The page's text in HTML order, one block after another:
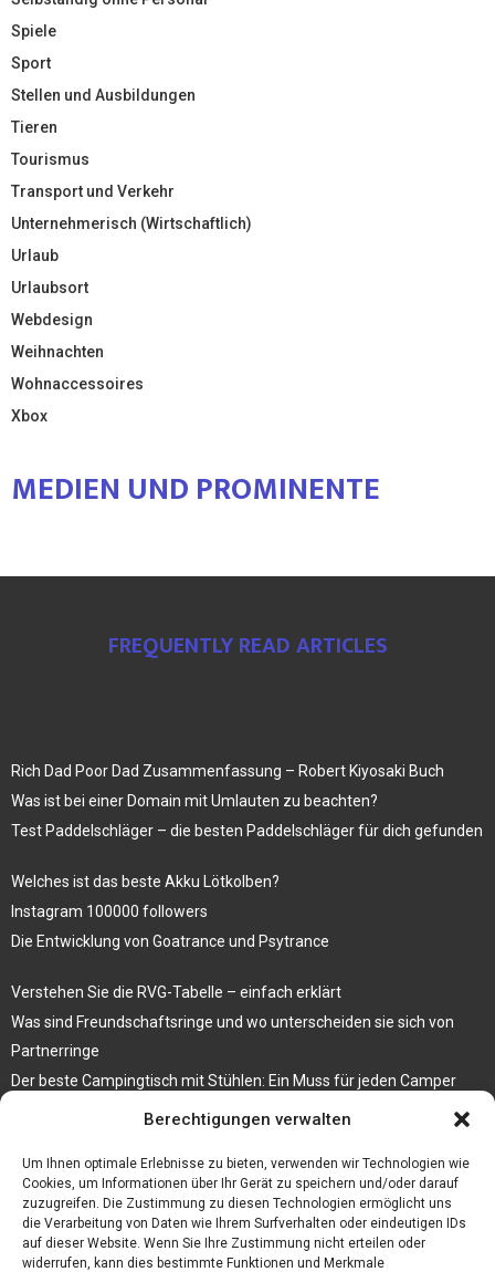
Berechtigungen verwalten
Um Ihnen optimale Erlebnisse zu bieten, verwenden wir Technologien wie
Cookies, um Informationen über Ihr Gerät zu speichern und/oder darauf
zuzugreifen. Die Zustimmung zu diesen Technologien ermöglicht uns
die Verarbeitung von Daten wie Ihrem Surfverhalten oder eindeutigen IDs
auf dieser Website. Wenn Sie Ihre Zustimmung nicht erteilen oder
widerrufen, kann dies bestimmte Funktionen und Merkmale
Spiele
Sport
Stellen und Ausbildungen
Tieren
Tourismus
Transport und Verkehr
Unternehmerisch (Wirtschaftlich)
Urlaub
Urlaubsort
Webdesign
Weihnachten
Wohnaccessoires
Xbox
MEDIEN UND PROMINENTE
FREQUENTLY READ ARTICLES
Rich Dad Poor Dad Zusammenfassung – Robert Kiyosaki Buch
Was ist bei einer Domain mit Umlauten zu beachten?
Test Paddelschläger – die besten Paddelschläger für dich gefunden
Welches ist das beste Akku Lötkolben?
Instagram 100000 followers
Die Entwicklung von Goatrance und Psytrance
Verstehen Sie die RVG-Tabelle – einfach erklärt
Was sind Freundschaftsringe und wo unterscheiden sie sich von
Partnerringe
Der beste Campingtisch mit Stühlen: Ein Muss für jeden Camper
Die Küche als Platz der Gemeinschaft
Elektrokamin Bestseller – die besten Stücke für Ihr Zuhause